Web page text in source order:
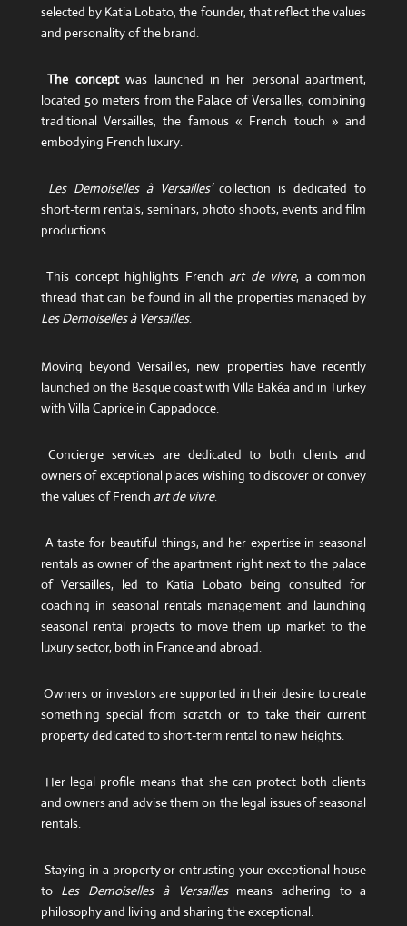
selected by Katia Lobato, the founder, that reflect the values
​​and personality of the brand.
The conceptwas launched in her personal apartment,
located 50 meters from the Palace of Versailles, combining
traditional Versailles, the famous « French touch » and
embodying French luxury.
Les Demoiselles à Versailles’collection is dedicated to
short-term rentals, seminars, photo shoots, events and film
productions.
This concept highlights Frenchart de vivre, a common
thread that can be found in all the properties managed by
Les Demoiselles à Versailles.
Moving beyond Versailles, new properties have recently
launched on the Basque coast with Villa Bakéa and in Turkey
with Villa Caprice in Cappadocce.
Concierge services are dedicated to both clients and
owners of exceptional places wishing to discover or convey
the values ​​of French art de vivre.
A taste for beautiful things, and her expertise in seasonal
rentals as owner of the apartment right next to the palace
of Versailles, led to Katia Lobato being consulted for
coaching in seasonal rentals management and launching
seasonal rental projects to move them up market to the
luxury sector, both in France and abroad.
Owners or investors are supported in their desire to create
something special from scratch or to take their current
property dedicated to short-term rental to new heights.
Her legal profile means that she can protect both clients
and owners and advise them on the legal issues of seasonal
rentals.
Staying in a property or entrusting your exceptional house
to Les Demoiselles à Versaillesmeans adhering to a
philosophy and living and sharing the exceptional.